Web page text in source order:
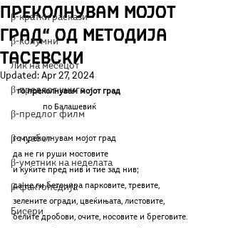
β-кратки раскази
β-колумни
Лик на месецот
β-предлог книга
β-предлог филм
β-муабет
β-уметник на неделата
β-фактопедија
Бисери
преколнувам мојот
град“ од Методија
Тасевски
Updated: Apr 27, 2024
го преколнувам мојот град
              по Балашевиќ
го преколнувам мојот град
да не ги руши мостовите
и куќите пред нив и тие зад нив;
да не ги бетонира парковите, тревите,
зелените огради, цвеќињата, листовите,
белите дробови, очите, носовите и бреговите.